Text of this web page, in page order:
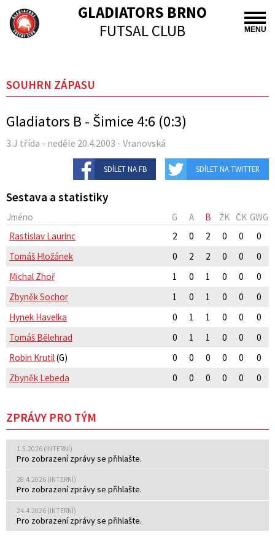
MENU
GLADIATORS BRNO
FUTSAL CLUB
SOUHRN ZÁPASU
Gladiators B - Šimice 4:6 (0:3)
3.J třída - neděle 20.4.2003 - Vranovská
SDÍLET NA FB SDÍLET NA TWITTER
Sestava a statistiky
Jméno G A B ŽK ČK GWG
Rastislav Laurinc
2 0 2 0 0
0
Tomáš Hložánek
0 2 2 0 0
0
Michal Zhoř
1 0 1 0 0
0
Zbyněk Sochor
1 0 1 0 0
0
Hynek Havelka
0 1 1 0 0
0
Tomáš Bělehrad
0 1 1 0 0
0
Robin Krutil(G) 0 0 0 0 0
0
Zbyněk Lebeda
0 0 0 0 0 0
ZPRÁVY PRO TÝM
1.5.2026 (INTERNÍ)
Pro zobrazení zprávy se přihlašte.
28.4.2026 (INTERNÍ)
Pro zobrazení zprávy se přihlašte.
24.4.2026 (INTERNÍ)
Pro zobrazení zprávy se přihlašte.